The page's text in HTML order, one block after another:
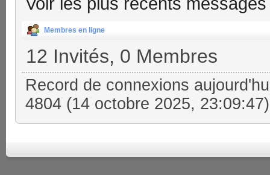
Membres en ligne
12 Invités, 0 Membres
Record de connexions
4804 (14 octobre 2025, 23:09:47)